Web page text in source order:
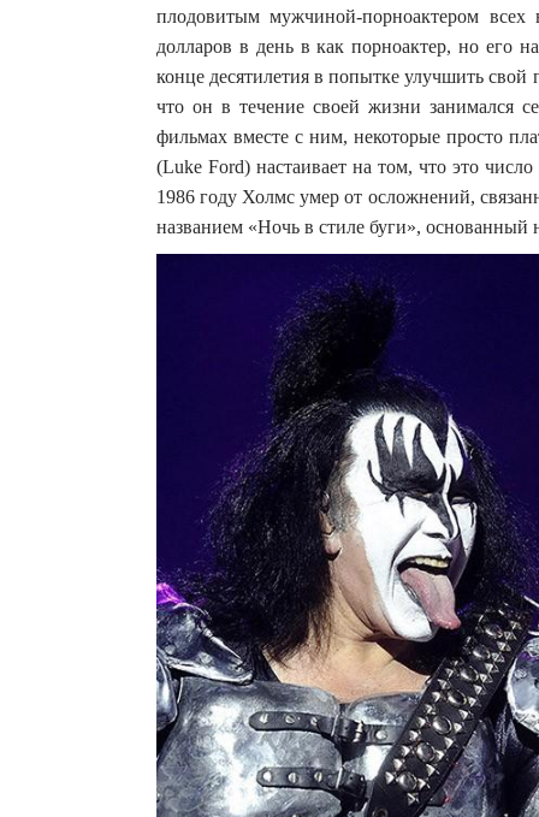
плодовитым мужчиной-порноактером
долларов в день в как порноактер, но его
конце десятилетия в попытке улучшить
что он в течение своей жизни занимался
фильмах вместе с ним, некоторые просто
(Luke Ford) настаивает на том, что это
1986 году Холмс умер от осложнений,
названием «Ночь в стиле буги», основанный